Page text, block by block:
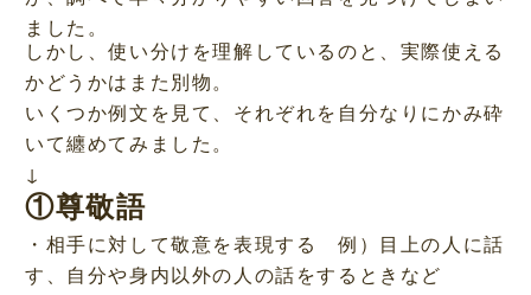
ました。
しかし、使い分けを理解しているのと、実際使える
かどうかはまた別物。
いくつか例文を見て、それぞれを自分なりにかみ砕
いて纏めてみました。
↓
①尊敬語
・相手に対して敬意を表現する 例）目上の人に話
す、自分や身内以外の人の話をするときなど